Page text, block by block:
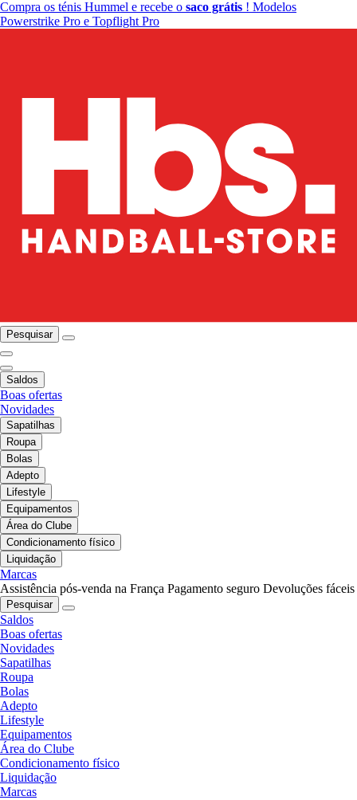
Compra os ténis Hummel e recebe o saco grátis ! Modelos
Powerstrike Pro e Topflight Pro
Pesquisar
Saldos
Boas ofertas
Novidades
Sapatilhas
Roupa
Bolas
Adepto
Lifestyle
Equipamentos
Área do Clube
Condicionamento físico
Liquidação
Marcas
Assistência pós-venda na França Pagamento seguro Devoluções fáceis
Pesquisar
Saldos
Boas ofertas
Novidades
Sapatilhas
Roupa
Bolas
Adepto
Lifestyle
Equipamentos
Área do Clube
Condicionamento físico
Liquidação
Marcas